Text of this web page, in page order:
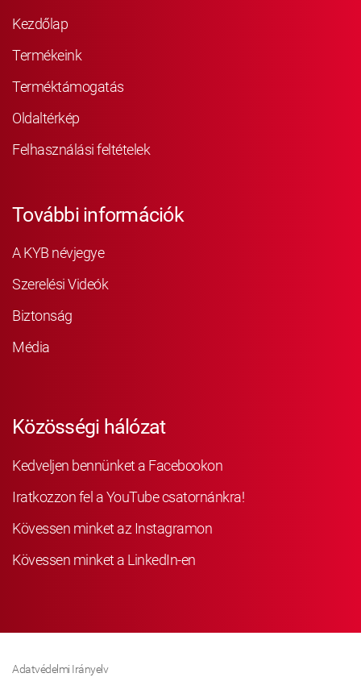
Kezdőlap
Termékeink
Terméktámogatás
Oldaltérkép
Felhasználási feltételek
További információk
A KYB névjegye
Szerelési Videók
Biztonság
Média
Közösségi hálózat
Kedveljen bennünket a Facebookon
Iratkozzon fel a YouTube csatornánkra!
Kövessen minket az Instagramon
Kövessen minket a LinkedIn-en
Adatvédelmi Irányelv